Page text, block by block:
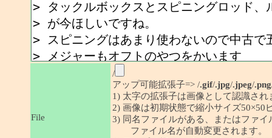
File
/
アップ可能拡張子=> /.gif/.jpg/.jpeg/.png
1) 太字の拡張子は画像として認識され
2) 画像は初期状態で縮小サイズ50×50
3) 同名ファイルがある、またはファ
ファイル名が自動変更されます。